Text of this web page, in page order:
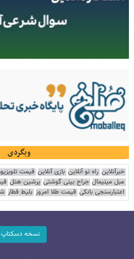
وبگردی
خبرآنلاین راه نو آنلاین بازی آنلاین قیمت
مبل مینیمال جراح بینی گوشتی پرشین هتل
اعتبارسنجی بانکی قیمت طلا امروز بلیط قطار
نسخه دسکتاپ